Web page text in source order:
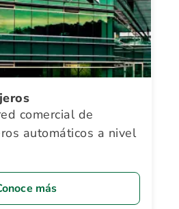
comercial de
automáticos a nivel
más